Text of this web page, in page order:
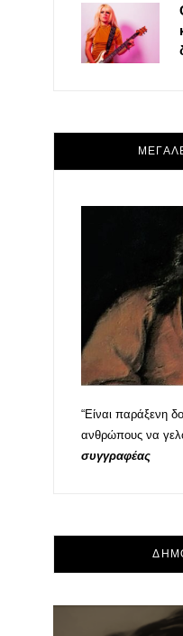
“Είναι παράξενη
ανθρώπους να
συγγραφέας